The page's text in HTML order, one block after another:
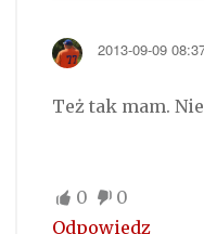
2013-09-09
Też tak mam.
0
0
Odpowiedz